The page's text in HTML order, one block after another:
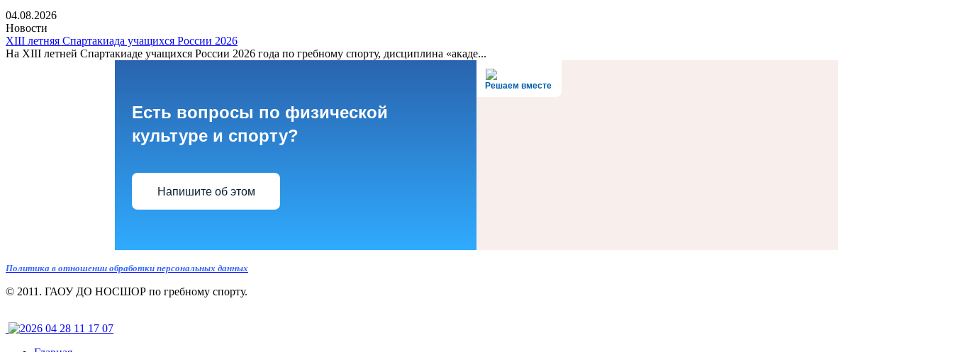
04.08.2026
Новости
XIII летняя Спартакиада учащихся России 2026
На XIII летней Спартакиаде учащихся России 2026 года по гребному спорту, дисциплина «акаде...
Решаем вместе
Есть вопросы по физической
культуре и спорту?
Напишите об этом
Политика в отношении обработки персональных данных
© 2011. ГАОУ ДО НОСШОР по гребному спорту.